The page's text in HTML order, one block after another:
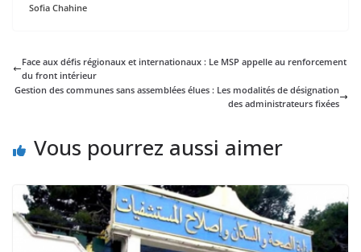
Sofia Chahine
Face aux défis régionaux et internationaux : Le MSP appelle au renforcement
du front intérieur
Gestion des communes sans assemblées élues : Les modalités de désignation
des administrateurs fixées
Vous pourrez aussi aimer